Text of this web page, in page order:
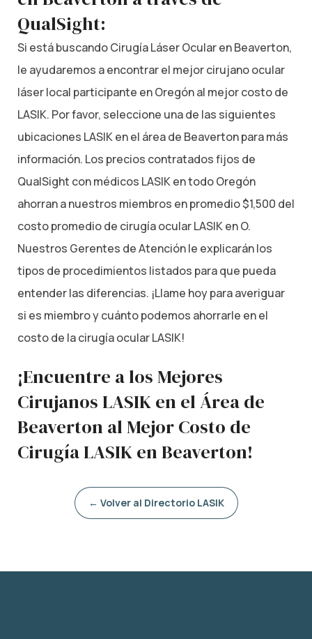
QualSight:
Si está buscando Cirugía Láser Ocular en Beaverton,
le ayudaremos a encontrar el mejor cirujano ocular
láser local participante en Oregón al mejor costo de
LASIK. Por favor, seleccione una de las siguientes
ubicaciones LASIK en el área de Beaverton para más
información. Los precios contratados fijos de
QualSight con médicos LASIK en todo Oregón
ahorran a nuestros miembros en promedio $1,500 del
costo promedio de cirugía ocular LASIK en O.
Nuestros Gerentes de Atención le explicarán los
tipos de procedimientos listados para que pueda
entender las diferencias. ¡Llame hoy para averiguar
si es miembro y cuánto podemos ahorrarle en el
costo de la cirugía ocular LASIK!
¡Encuentre a los Mejores
Cirujanos LASIK en el Área de
Beaverton al Mejor Costo de
Cirugía LASIK en Beaverton!
← Volver al Directorio LASIK